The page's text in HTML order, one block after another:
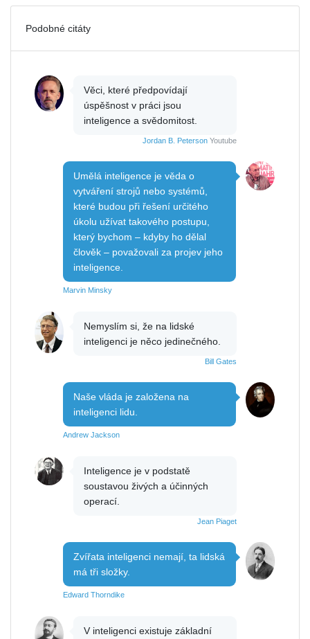
Podobné citáty
Věci, které předpovídají
úspěšnost v práci jsou
inteligence a svědomitost.
Jordan B. Peterson Youtube
Umělá inteligence je věda o
vytváření strojů nebo systémů,
které budou při řešení určitého
úkolu užívat takového postupu,
který bychom – kdyby ho dělal
člověk – považovali za projev jeho
inteligence.
Marvin Minsky
Nemyslím si, že na lidské
inteligenci je něco jedinečného.
Bill Gates
Naše vláda je založena na
inteligenci lidu.
Andrew Jackson
Inteligence je v podstatě
soustavou živých a účinných
operací.
Jean Piaget
Zvířata inteligenci nemají, ta lidská
má tři složky.
Edward Thorndike
V inteligenci existuje základní